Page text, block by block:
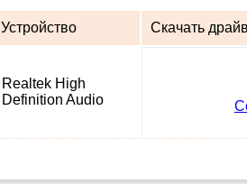
Устройство Скачать
Realtek High
Definition Audio